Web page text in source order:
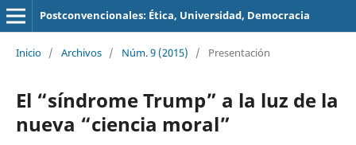
Postconvencionales: Ética, Universidad, Democracia
Inicio / Archivos / Núm. 9 (2015) / Presentación
El “síndrome Trump” a la luz de la
nueva “ciencia moral”